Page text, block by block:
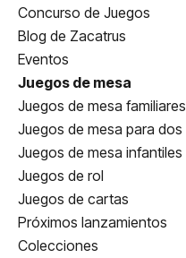
Concurso de Juegos
Blog de Zacatrus
Eventos
Juegos de mesa
Juegos de mesa familiares
Juegos de mesa para dos
Juegos de mesa infantiles
Juegos de rol
Juegos de cartas
Próximos lanzamientos
Colecciones